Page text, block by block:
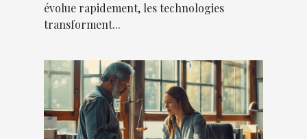
évolue rapidement, les technologies
transforment...